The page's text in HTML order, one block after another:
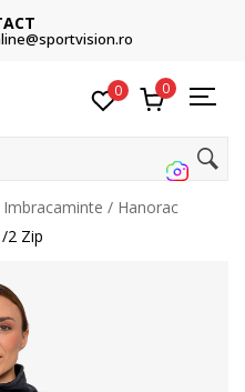
0 0
Imbracaminte
Hanorac
2 Zip